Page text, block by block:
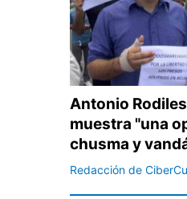
Antonio
muestra "una
chusma y
Redacción de